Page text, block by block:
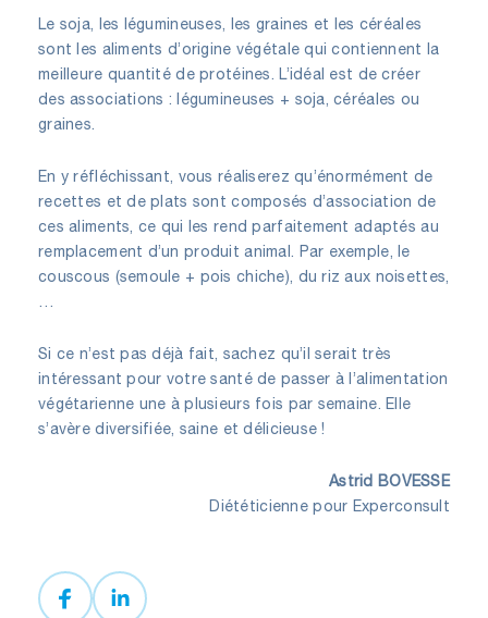
Le soja, les légumineuses, les graines et les céréales
sont les aliments d’origine végétale qui contiennent la
meilleure quantité de protéines. L’idéal est de créer
des associations : légumineuses + soja, céréales ou
graines.
En y réfléchissant, vous réaliserez qu’énormément de
recettes et de plats sont composés d’association de
ces aliments, ce qui les rend parfaitement adaptés au
remplacement d’un produit animal. Par exemple, le
couscous (semoule + pois chiche), du riz aux noisettes,
Si ce n’est pas déjà fait, sachez qu’il serait très
intéressant pour votre santé de passer à l’alimentation
végétarienne une à plusieurs fois par semaine. Elle
s’avère diversifiée, saine et délicieuse !
Astrid BOVESSE
Diététicienne pour Experconsult